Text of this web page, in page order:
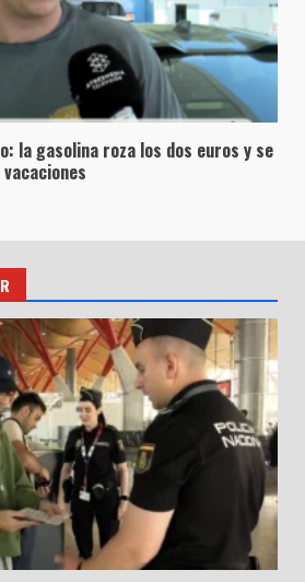
la gasolina roza los dos euros y se